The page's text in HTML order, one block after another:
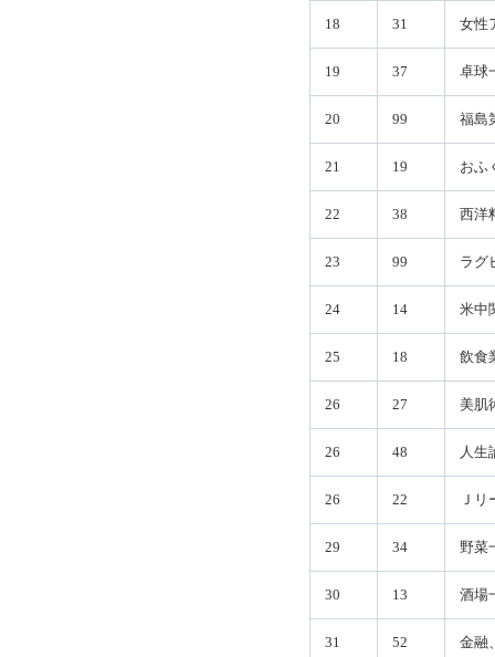
18 31 女性
19 37 卓球
20 99 福島
21 19 おふ
22 38 西洋
23 99 ラグ
24 14 米中
25 18 飲食
26 27 美肌
26 48 人生
26 22 Ｊリ
29 34 野菜
30 13 酒場
31 52 金融